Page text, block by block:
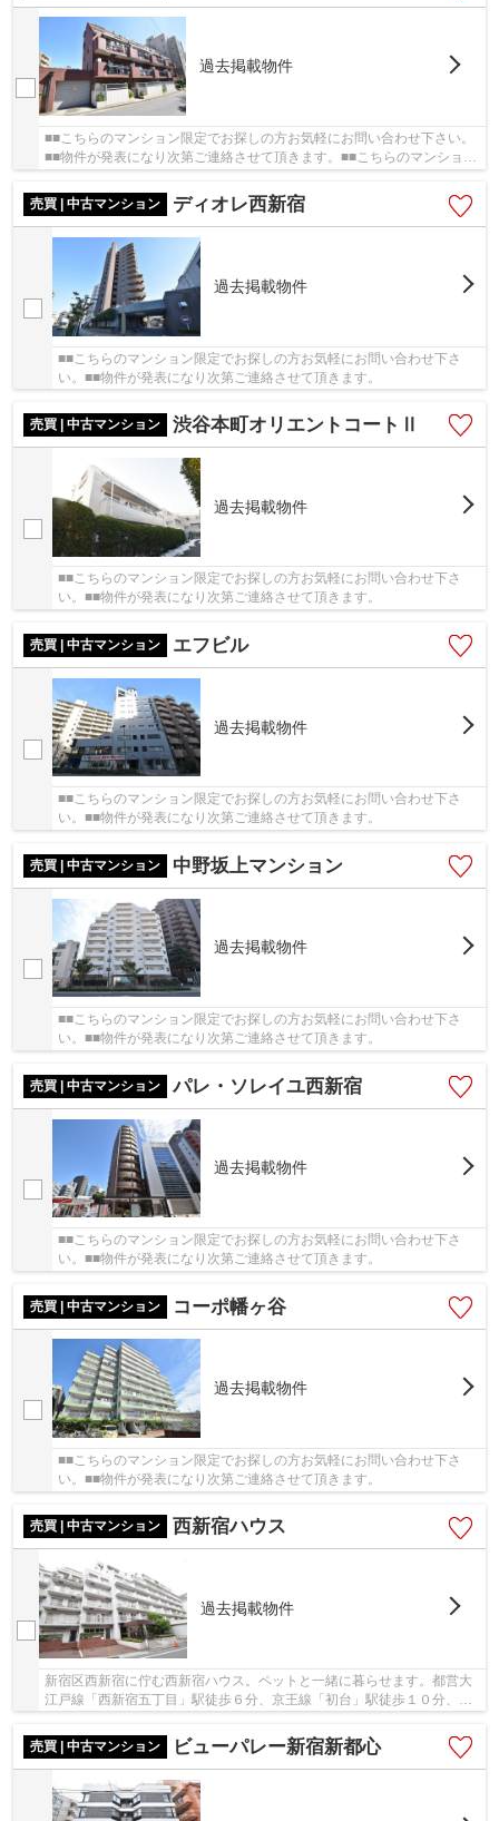
過去掲載物件
■■こちらのマンション限定でお探しの方お気軽にお問い合わせ下さい。
■■物件が発表になり次第ご連絡させて頂きます。■■こちらのマンション
限定でお探しの方お気軽にお問い合わせ下さい...
売買 | 中古マンション
ディオレ西新宿
過去掲載物件
■■こちらのマンション限定でお探しの方お気軽にお問い合わせ下さ
い。■■物件が発表になり次第ご連絡させて頂きます。
売買 | 中古マンション 渋谷本町オリエントコートⅡ
過去掲載物件
■■こちらのマンション限定でお探しの方お気軽にお問い合わせ下さ
い。■■物件が発表になり次第ご連絡させて頂きます。
売買 | 中古マンション エフビル
過去掲載物件
■■こちらのマンション限定でお探しの方お気軽にお問い合わせ下さ
い。■■物件が発表になり次第ご連絡させて頂きます。
売買 | 中古マンション 中野坂上マンション
過去掲載物件
■■こちらのマンション限定でお探しの方お気軽にお問い合わせ下さ
い。■■物件が発表になり次第ご連絡させて頂きます。
売買 | 中古マンション パレ・ソレイユ西新宿
過去掲載物件
■■こちらのマンション限定でお探しの方お気軽にお問い合わせ下さ
い。■■物件が発表になり次第ご連絡させて頂きます。
売買 | 中古マンション コーポ幡ヶ谷
過去掲載物件
■■こちらのマンション限定でお探しの方お気軽にお問い合わせ下さ
い。■■物件が発表になり次第ご連絡させて頂きます。
売買 | 中古マンション 西新宿ハウス
過去掲載物件
新宿区西新宿に佇む西新宿ハウス。ペットと一緒に暮らせます。都営大
江戸線「西新宿五丁目」駅徒歩６分、京王線「初台」駅徒歩１０分、山
売買 | 中古マンション
ビューパレー新宿新都心